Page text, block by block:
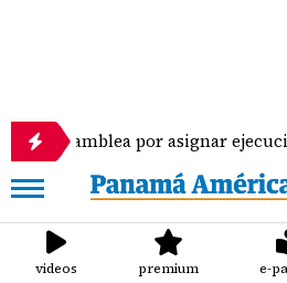
por asignar ejecución de
videos premium e-